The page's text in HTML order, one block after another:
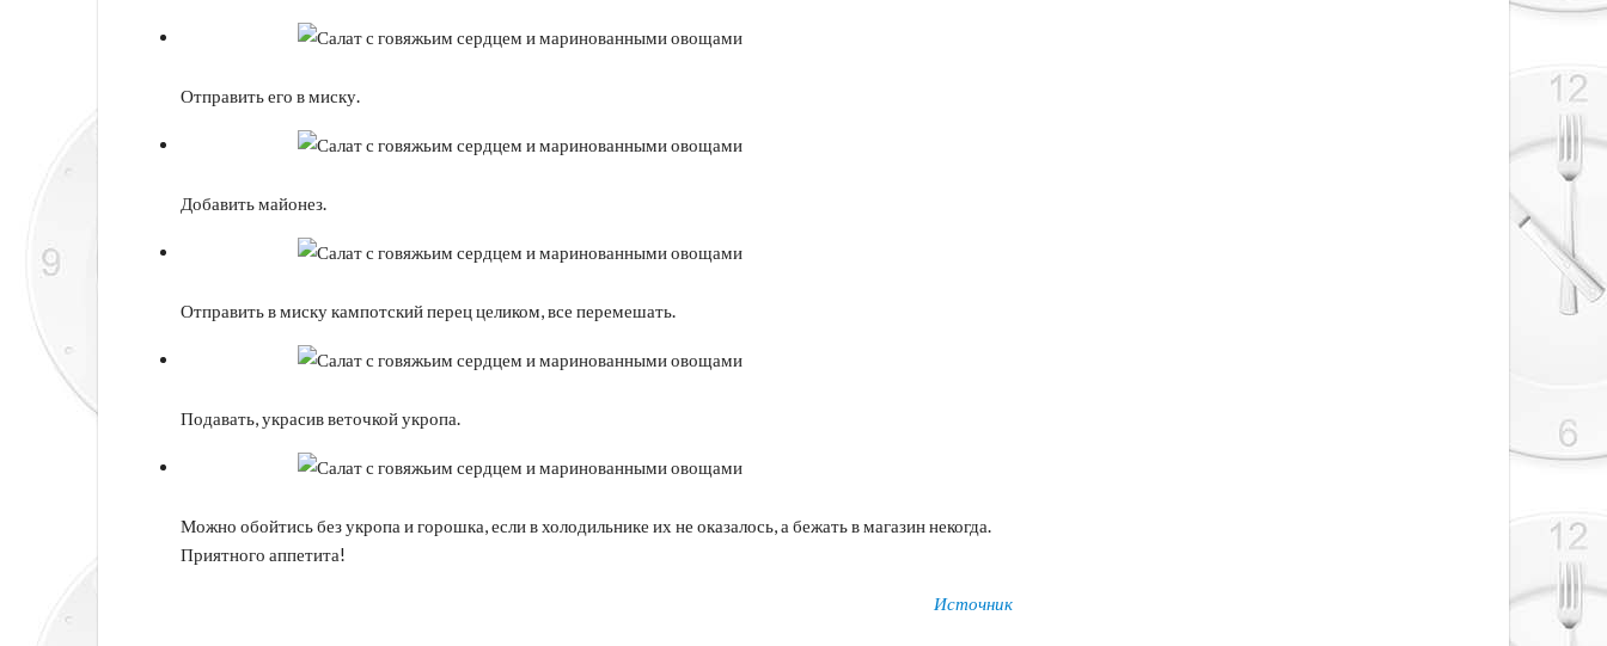
Отправить его в миску.
Добавить майонез.
Отправить в миску кампотский перец целиком, все перемешать.
Подавать, украсив веточкой укропа.
Можно обойтись без укропа и горошка, если в холодильнике их не оказалось, а бежать в магазин некогда.
Приятного аппетита!
Источник